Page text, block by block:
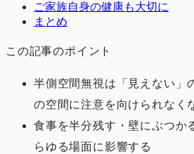
ご家族自身の健康も大切に
まとめ
この記事のポイント
半側空間無視は「見えない」
の空間に注意を向けられなく
食事を半分残す・壁にぶつか
らゆる場面に影響する